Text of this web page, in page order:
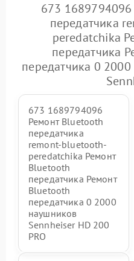
673
передатчика
peredatchika
передатчика
передатчика 0
673 1689794096
Ремонт Bluetooth
передатчика
remont-bluetooth-
peredatchika Ремонт
Bluetooth
передатчика Ремонт
Bluetooth
передатчика 0 2000
наушников
Sennheiser HD 200
PRO